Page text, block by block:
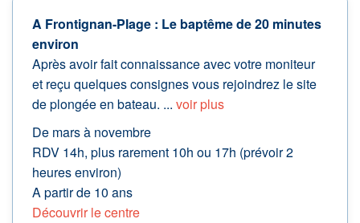
A Frontignan-Plage : Le baptême de 20 minutes
environ
Après avoir fait connaissance avec votre moniteur
et reçu quelques consignes vous rejoindrez le site
de plongée en bateau. ... voir plus
De mars à novembre
RDV 14h, plus rarement 10h ou 17h (prévoir 2
heures environ)
A partir de 10 ans
Découvrir le centre